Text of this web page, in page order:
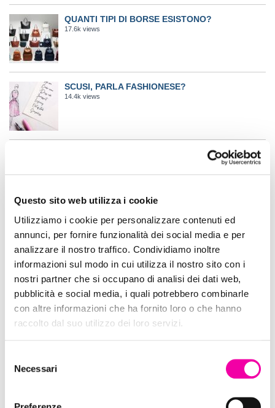
Questo sito web utilizza i cookie
Utilizziamo i cookie per personalizzare contenuti ed
annunci, per fornire funzionalità dei social media e per
analizzare il nostro traffico. Condividiamo inoltre
informazioni sul modo in cui utilizza il nostro sito con i
nostri partner che si occupano di analisi dei dati web,
pubblicità e social media, i quali potrebbero combinarle
con altre informazioni che ha fornito loro o che hanno
raccolto dal suo utilizzo dei loro servizi.
delNecessari
QUANTI TIPI DI BORSE ESISTONO?
17.6k views
SCUSI, PARLA FASHIONESE?
14.4k views
FRESHLY COSMETICS: PROVATI PER VOI
SEGUIMI SU FACEBOOK!
SEGUIMI SU FACEBOOK!
Amazon